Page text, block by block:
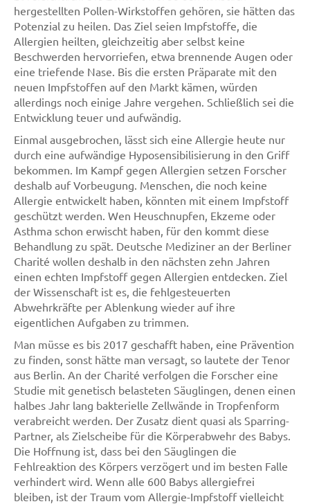
hergestellten Pollen-Wirkstoffen gehören, sie hätten das
Potenzial zu heilen. Das Ziel seien Impfstoffe, die
Allergien heilten, gleichzeitig aber selbst keine
Beschwerden hervorriefen, etwa brennende Augen oder
eine triefende Nase. Bis die ersten Präparate mit den
neuen Impfstoffen auf den Markt kämen, würden
allerdings noch einige Jahre vergehen. Schließlich sei die
Entwicklung teuer und aufwändig.
Einmal ausgebrochen, lässt sich eine Allergie heute nur
durch eine aufwändige Hyposensibilisierung in den Griff
bekommen. Im Kampf gegen Allergien setzen Forscher
deshalb auf Vorbeugung. Menschen, die noch keine
Allergie entwickelt haben, könnten mit einem Impfstoff
geschützt werden. Wen Heuschnupfen, Ekzeme oder
Asthma schon erwischt haben, für den kommt diese
Behandlung zu spät. Deutsche Mediziner an der Berliner
Charité wollen deshalb in den nächsten zehn Jahren
einen echten Impfstoff gegen Allergien entdecken. Ziel
der Wissenschaft ist es, die fehlgesteuerten
Abwehrkräfte per Ablenkung wieder auf ihre
eigentlichen Aufgaben zu trimmen.
Man müsse es bis 2017 geschafft haben, eine Prävention
zu finden, sonst hätte man versagt, so lautete der Tenor
aus Berlin. An der Charité verfolgen die Forscher eine
Studie mit genetisch belasteten Säuglingen, denen einen
halbes Jahr lang bakterielle Zellwände in Tropfenform
verabreicht werden. Der Zusatz dient quasi als Sparring-
Partner, als Zielscheibe für die Körperabwehr des Babys.
Die Hoffnung ist, dass bei den Säuglingen die
Fehlreaktion des Körpers verzögert und im besten Falle
verhindert wird. Wenn alle 600 Babys allergiefrei
bleiben, ist der Traum vom Allergie-Impfstoff vielleicht